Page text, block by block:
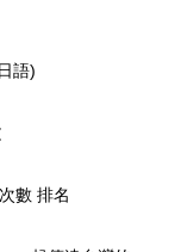
日語)
數 排名